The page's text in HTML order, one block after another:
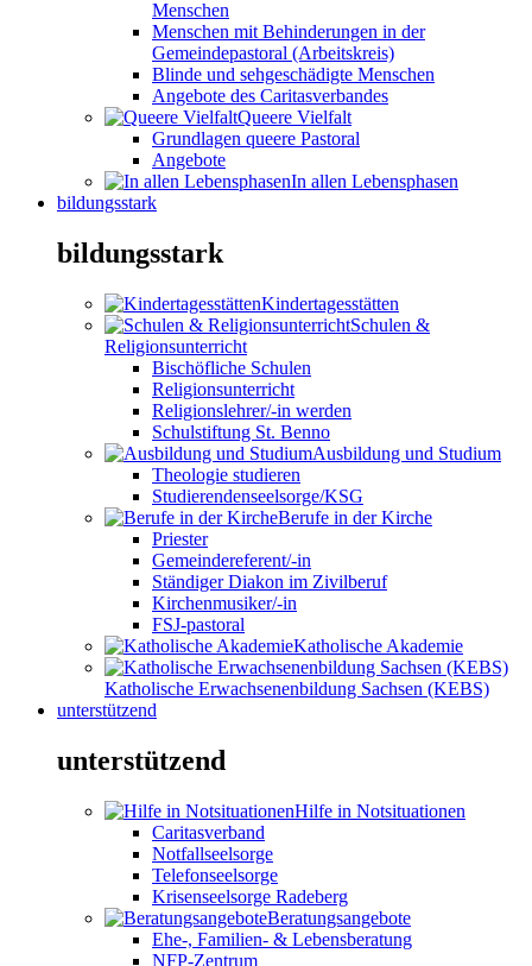
Menschen
Menschen mit Behinderungen in der
Gemeindepastoral (Arbeitskreis)
Blinde und sehgeschädigte Menschen
Angebote des Caritasverbandes
Queere Vielfalt
Grundlagen queere Pastoral
Angebote
In allen Lebensphasen
bildungsstark
bildungsstark
Kindertagesstätten
Schulen &
Religionsunterricht
Bischöfliche Schulen
Religionsunterricht
Religionslehrer/-in werden
Schulstiftung St. Benno
Ausbildung und Studium
Theologie studieren
Studierendenseelsorge/KSG
Berufe in der Kirche
Priester
Gemeindereferent/-in
Ständiger Diakon im Zivilberuf
Kirchenmusiker/-in
FSJ-pastoral
Katholische Akademie
Katholische Erwachsenenbildung Sachsen (KEBS)
unterstützend
unterstützend
Hilfe in Notsituationen
Caritasverband
Notfallseelsorge
Telefonseelsorge
Krisenseelsorge Radeberg
Beratungsangebote
Ehe-, Familien- & Lebensberatung
NFP-Zentrum